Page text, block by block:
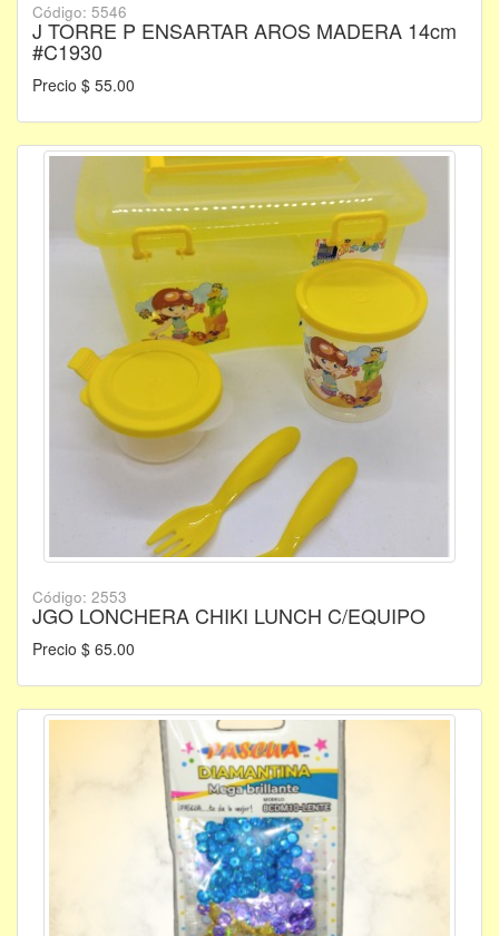
Código: 5546
J TORRE P ENSARTAR AROS MADERA 14cm
#C1930
Precio $ 55.00
Código: 2553
JGO LONCHERA CHIKI LUNCH C/EQUIPO
Precio $ 65.00